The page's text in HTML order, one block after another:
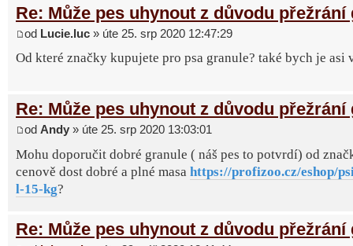
Re: Může pes uhynout z důvodu přežrání
od Lucie.luc » úte 25. srp 2020 12:47:29
Od které značky kupujete pro psa granule? také bych je asi
Re: Může pes uhynout z důvodu přežrání
od Andy » úte 25. srp 2020 13:03:01
Mohu doporučit dobré granule ( náš pes to potvrdí) od
cenově dost dobré a plné masa https://profizoo.cz/eshop/
l-15-kg?
Re: Může pes uhynout z důvodu přežrání